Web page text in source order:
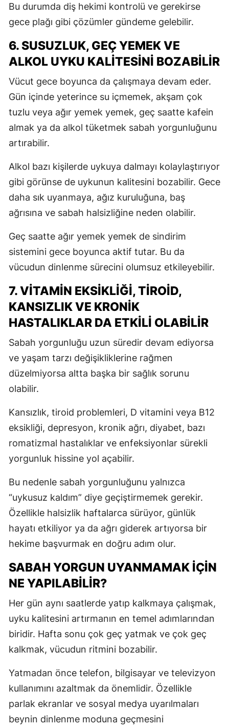
Bu durumda diş hekimi kontrolü ve gerekirse
gece plağı gibi çözümler gündeme gelebilir.
6. SUSUZLUK, GEÇ YEMEK VE
ALKOL UYKU KALITESINI BOZABILIR
Vücut gece boyunca da çalışmaya devam eder.
Gün içinde yeterince su içmemek, akşam çok
tuzlu veya ağır yemek yemek, geç saatte kafein
almak ya da alkol tüketmek sabah yorgunluğunu
artırabilir.
Alkol bazı kişilerde uykuya dalmayı kolaylaştırıyor
gibi görünse de uykunun kalitesini bozabilir. Gece
daha sık uyanmaya, ağız kuruluğuna, baş
ağrısına ve sabah halsizliğine neden olabilir.
Geç saatte ağır yemek yemek de sindirim
sistemini gece boyunca aktif tutar. Bu da
vücudun dinlenme sürecini olumsuz etkileyebilir.
7. VITAMIN EKSIKLIĞI, TIROID,
KANSIZLIK VE KRONIK
HASTALIKLAR DA ETKILI OLABILIR
Sabah yorgunluğu uzun süredir devam ediyorsa
ve yaşam tarzı değişikliklerine rağmen
düzelmiyorsa altta başka bir sağlık sorunu
olabilir.
Kansızlık, tiroid problemleri, D vitamini veya B12
eksikliği, depresyon, kronik ağrı, diyabet, bazı
romatizmal hastalıklar ve enfeksiyonlar sürekli
yorgunluk hissine yol açabilir.
Bu nedenle sabah yorgunluğunu yalnızca
“uykusuz kaldım” diye geçiştirmemek gerekir.
Özellikle halsizlik haftalarca sürüyor, günlük
hayatı etkiliyor ya da ağrı giderek artıyorsa bir
hekime başvurmak en doğru adım olur.
SABAH YORGUN UYANMAMAK IÇIN
NE YAPILABILIR?
Her gün aynı saatlerde yatıp kalkmaya çalışmak,
uyku kalitesini artırmanın en temel adımlarından
biridir. Hafta sonu çok geç yatmak ve çok geç
kalkmak, vücudun ritmini bozabilir.
Yatmadan önce telefon, bilgisayar ve televizyon
kullanımını azaltmak da önemlidir. Özellikle
parlak ekranlar ve sosyal medya uyarılmaları
beynin dinlenme moduna geçmesini